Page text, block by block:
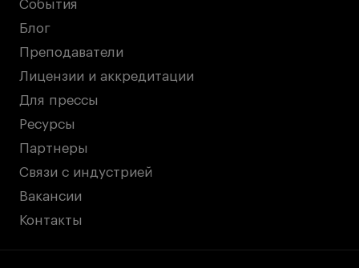
События
Блог
Преподаватели
Лицензии и аккредитации
Для прессы
Ресурсы
Партнеры
Связи с индустрией
Вакансии
Контакты